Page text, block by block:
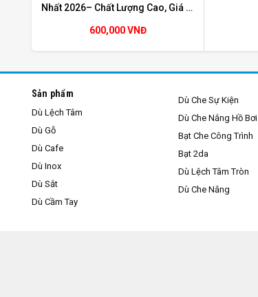
Nhất 2026– Chất Lượng Cao, Giá Sỉ
600,000 VNĐ
Sản phẩm
Dù Lệch Tâm
Dù Gỗ
Dù Cafe
Dù Inox
Dù Sắt
Dù Cầm Tay
Dù Che Sự Kiện
Dù Che Nắng Hồ Bơi
Bạt Che Công Trình
Bạt 2da
Dù Lệch Tâm Tròn
Dù Che Nắng